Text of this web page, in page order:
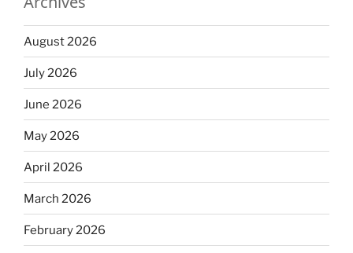
August 2026
July 2026
June 2026
May 2026
April 2026
March 2026
February 2026